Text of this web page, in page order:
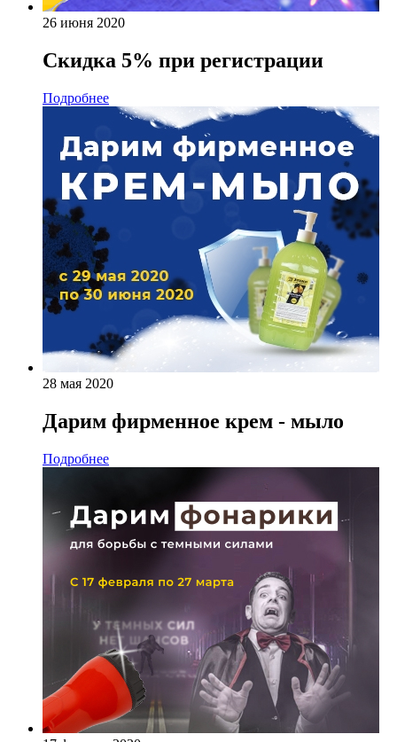
26 июня 2020
Скидка 5% при регистрации
Подробнее
28 мая 2020
Дарим фирменное крем - мыло
Подробнее